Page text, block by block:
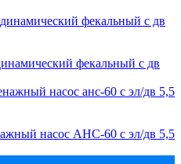
фекальный с дв
насос АНС-60 с эл/дв 5,5